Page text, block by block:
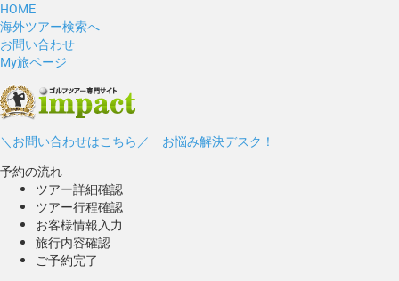
HOME
海外ツアー検索へ
お問い合わせ
My旅ページ
＼お問い合わせはこちら／ お悩み解決デスク！
予約の流れ
ツアー詳細確認
ツアー行程確認
お客様情報入力
旅行内容確認
ご予約完了